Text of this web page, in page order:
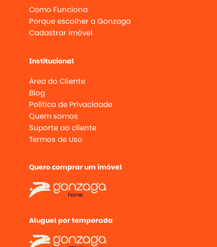
Como Funciona
Porque escolher a Gonzaga
Cadastrar imóvel
Institucional
Área do Cliente
Blog
Política de Privacidade
Quem somos
Suporte ao cliente
Termos de Uso
Quero comprar um imóvel
Aluguel por temporada